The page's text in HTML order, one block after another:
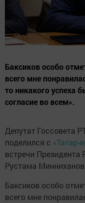
Баксиков особо
всего мне
то никакого успеха
согласие во всем».
Депутат Госсовета
поделился с «Татар-
встречи
Рустама
Баксиков особо
всего мне